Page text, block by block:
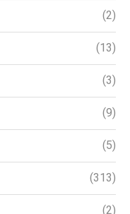
(2)
(13)
(3)
(9)
(5)
(313)
(2)